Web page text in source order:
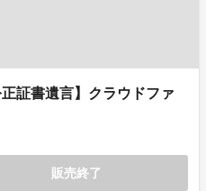
証書遺言】クラウドファ
販売終了